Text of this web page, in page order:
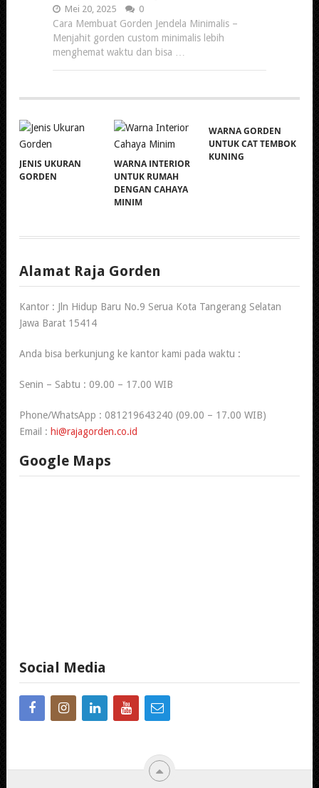
Mei 20, 2025 0
Cara Membuat Gorden Jendela Minimalis –
Menjahit gorden custom minimalis lebih
menghemat waktu dan bisa …
JENIS UKURAN
GORDEN
WARNA INTERIOR
UNTUK RUMAH
DENGAN CAHAYA
MINIM
WARNA GORDEN
UNTUK CAT TEMBOK
KUNING
Alamat Raja Gorden
Kantor : Jln Hidup Baru No.9 Serua Kota Tangerang Selatan
Jawa Barat 15414
Anda bisa berkunjung ke kantor kami pada waktu :
Senin – Sabtu : 09.00 – 17.00 WIB
Phone/WhatsApp : 081219643240 (09.00 – 17.00 WIB)
Email : hi@rajagorden.co.id
Google Maps
Social Media